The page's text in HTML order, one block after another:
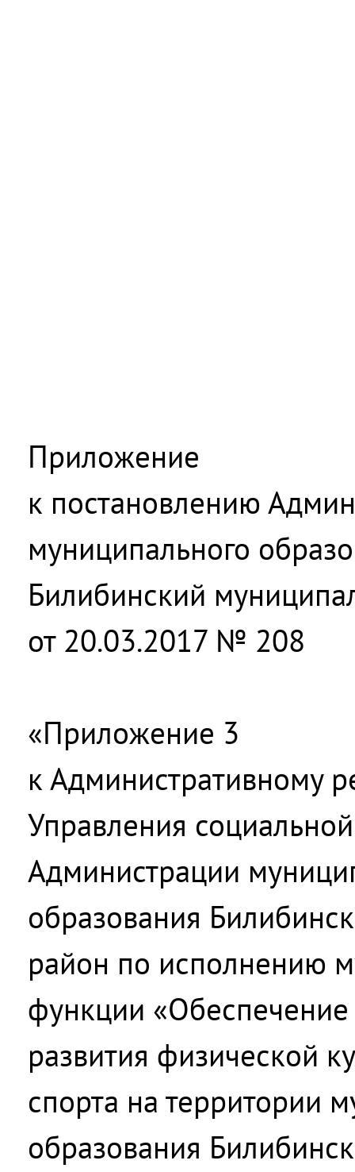
Приложение
к постановлению
муниципального
Билибинский
от 20.03.2017 № 208
«Приложение 3
к Административному
Управления
Администрации
образования
район по исполнению
функции
развития физической
спорта на территории
образования